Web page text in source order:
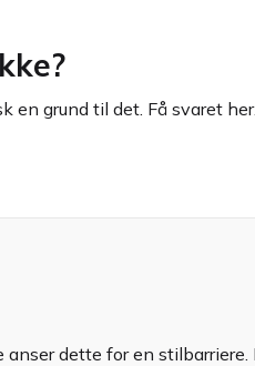
en grund til det. Få svaret her.
dette for en stilbarriere.